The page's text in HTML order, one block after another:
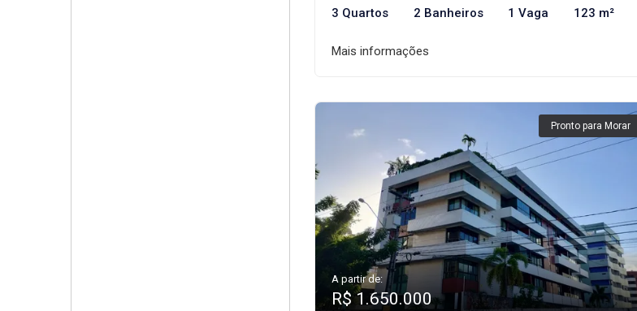
3 Quartos 2 Banheiros 1 Vaga 123 m²
Mais informações
Pronto para Morar
A partir de:
R$ 1.650.000